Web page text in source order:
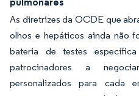
As diretrizes da OCDE que
olhos e hepáticos ainda não
bateria de testes
patrocinadores a
personalizados para cada